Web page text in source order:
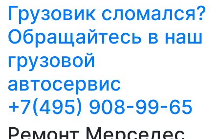
Грузовик сломался?
Обращайтесь в наш
грузовой
автосервис
+7(495) 908-99-65
Ремонт Мерседес